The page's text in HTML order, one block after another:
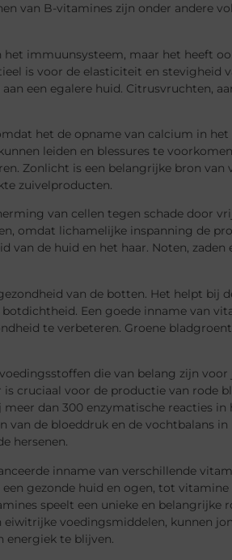
van B-vitamines zijn onder andere
immuunsysteem, maar het heeft
is voor de elasticiteit en stevigheid
een egalere huid. Citrusvruchten,
het de opname van calcium in
leiden en blessures te
Zonlicht is een belangrijke bron van
zuivelproducten.
van cellen tegen schade door
omdat lichamelijke inspanning de
van de huid en het haar. Noten,
van de botten. Het helpt bij
Een goede inname van
te verbeteren. Groene
die van belang zijn
cruciaal voor de productie van rode
dan 300 enzymatische reacties
de bloeddruk en de vochtbalans
hersenen.
inname van verschillende
gezonde huid en ogen, tot
speelt een unieke en belangrijke
voedingsmiddelen, kunnen
te blijven.